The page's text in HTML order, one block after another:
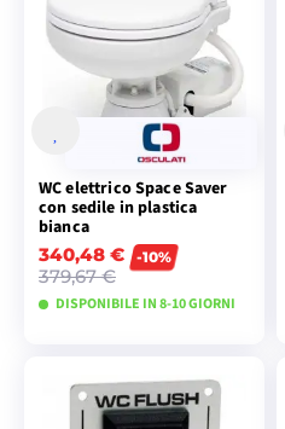
attrezzature sanitarie del mercato.
WC elettrico Space Saver
con sedile in plastica
bianca
340,48 €
379,67 €
-10%
DISPONIBILE IN 8-10 GIORNI
VISUALIZZA I
MODELLI